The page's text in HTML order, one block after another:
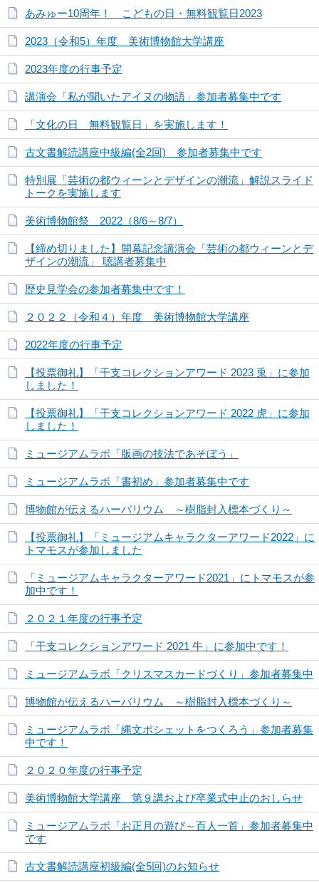
あみゅー10周年！ こどもの日・無料観覧日2023
2023（令和5）年度 美術博物館大学講座
2023年度の行事予定
講演会「私が聞いたアイヌの物語」参加者募集中です
「文化の日 無料観覧日」を実施します！
古文書解読講座中級編(全2回) 参加者募集中です
特別展「芸術の都ウィーンとデザインの潮流」解説スライド
トークを実施します
美術博物館祭 2022（8/6～8/7）
【締め切りました】開幕記念講演会「芸術の都ウィーンとデ
ザインの潮流」 聴講者募集中
歴史見学会の参加者募集中です！
２０２２（令和４）年度 美術博物館大学講座
2022年度の行事予定
【投票御礼】「干支コレクションアワード 2023 兎」に参加
しました！
【投票御礼】「干支コレクションアワード 2022 虎」に参加
しました！
ミュージアムラボ「版画の技法であそぼう」
ミュージアムラボ「書初め」参加者募集中です
博物館が伝えるハーバリウム ～樹脂封入標本づくり～
【投票御礼】「ミュージアムキャラクターアワード2022」に
トマモスが参加しました
「ミュージアムキャラクターアワード2021」にトマモスが参
加中です！
２０２１年度の行事予定
「干支コレクションアワード 2021 牛」に参加中です！
ミュージアムラボ「クリスマスカードづくり」参加者募集中
博物館が伝えるハーバリウム ～樹脂封入標本づくり～
ミュージアムラボ「縄文ポシェットをつくろう」参加者募集
中です！
２０２０年度の行事予定
美術博物館大学講座 第９講および卒業式中止のおしらせ
ミュージアムラボ「お正月の遊び～百人一首」参加者募集中
です
古文書解読講座初級編(全5回)のお知らせ